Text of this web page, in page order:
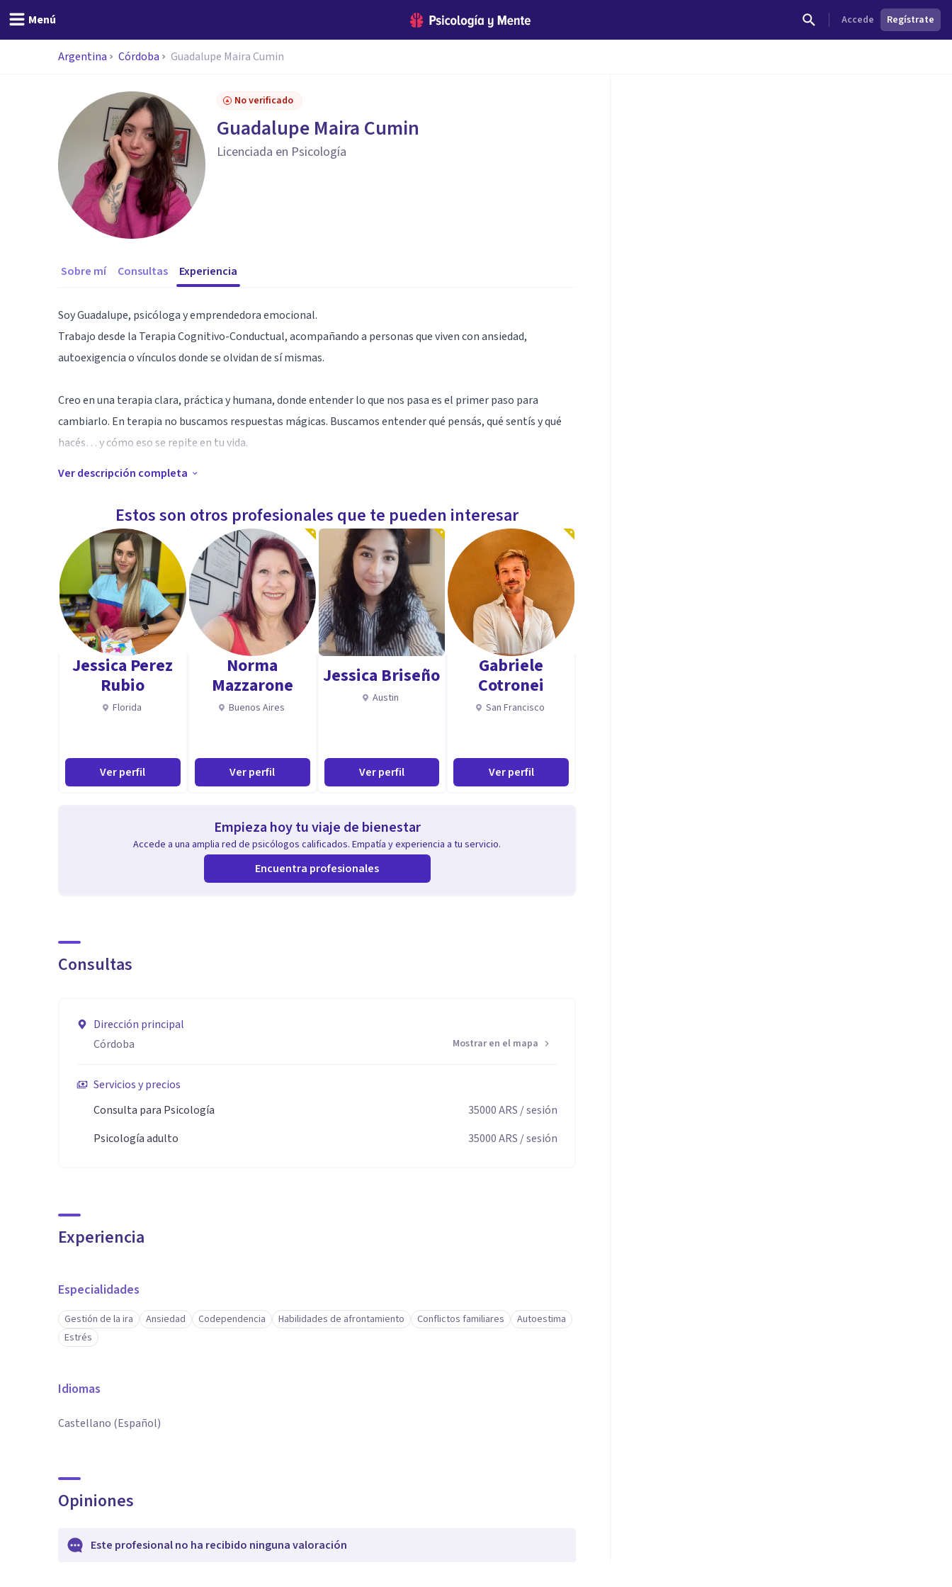
Menú Accede Regístrate
Argentina Córdoba Guadalupe Maira Cumin
No verificado
Guadalupe Maira Cumin
Licenciada en Psicología
Sobre mí Consultas Experiencia
Soy Guadalupe, psicóloga y emprendedora emocional.
Trabajo desde la Terapia Cognitivo-Conductual, acompañando a personas que viven con ansiedad,
autoexigencia o vínculos donde se olvidan de sí mismas.
Creo en una terapia clara, práctica y humana, donde entender lo que nos pasa es el primer paso para
cambiarlo. En terapia no buscamos respuestas mágicas. Buscamos entender qué pensás, qué sentís y qué
hacés… y cómo eso se repite en tu vida.
👉 ¿Qué creencia sostiene tu ansiedad?
👉 ¿Desde dónde estás eligiendo tus vínculos?
Mi enfoque busca que no solo entiendas, sino que aprendas a vincularte mejor con vos y con los demás, con
más límites, más calma y más coherencia emocional.
💬 La terapia no es solo hablar: es entrenar una nueva forma de estar en el mundo.
Especialidad
Especialista en ansiedad, relaciones, autoestima.
Ver descripción completa
Estos son otros profesionales que te pueden interesar
Jessica Perez
Rubio
Florida
Ver perfil
Norma
Mazzarone
Buenos Aires
Ver perfil
Jessica Briseño
Austin
Ver perfil
Gabriele
Cotronei
San Francisco
Ver perfil
Empieza hoy tu viaje de bienestar
Accede a una amplia red de psicólogos calificados. Empatía y experiencia a tu servicio.
Encuentra profesionales
Consultas
Dirección principal
Córdoba
Mostrar en el mapa
Servicios y precios
Consulta para Psicología
35000ARS / sesión
Psicología adulto
35000ARS / sesión
Experiencia
Especialidades
Gestión de la ira Ansiedad Codependencia Habilidades de afrontamiento Conflictos familiares
Autoestima
Estrés
Idiomas
Castellano (Español)
Opiniones
Este profesional no ha recibido ninguna valoración